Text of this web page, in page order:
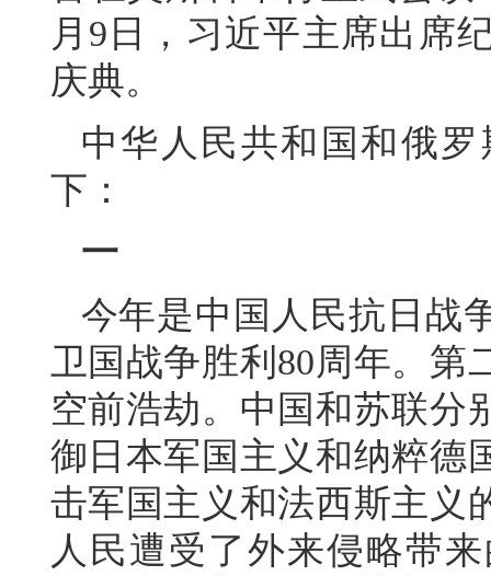
月9日，习近平主席出席
庆典。
中华人民共和国和俄
下：
一
今年是中国人民抗日战
卫国战争胜利80周年。第
空前浩劫。中国和苏联分
御日本军国主义和纳粹德
击军国主义和法西斯主义
人民遭受了外来侵略带